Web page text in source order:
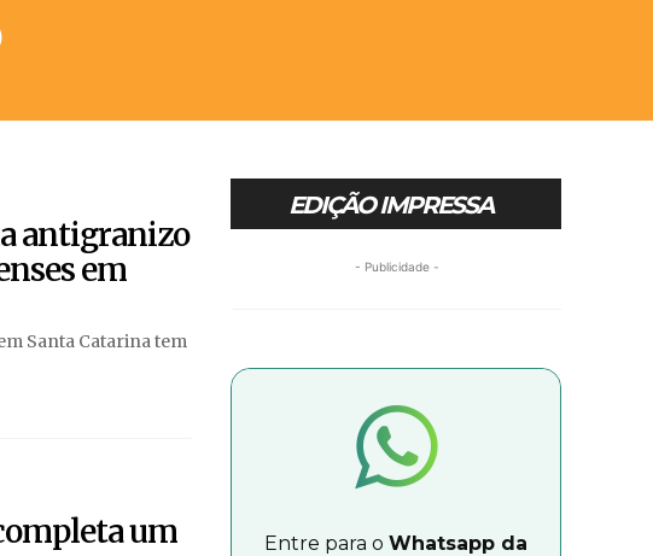
antigranizo
em
Santa Catarina tem
um
EDIÇÃO IMPRESSA
- Publicidade -
Entre para o Whatsapp da